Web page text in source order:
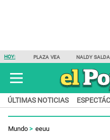
HOY: PLAZA VEA NALDY
ÚLTIMAS NOTICIAS
Mundo eeuu